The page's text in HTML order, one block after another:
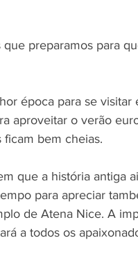
preparamos para
época para se visitar
aproveitar o verão
ficam bem cheias.
que a história antiga
para apreciar
de Atena Nice. A
a todos os